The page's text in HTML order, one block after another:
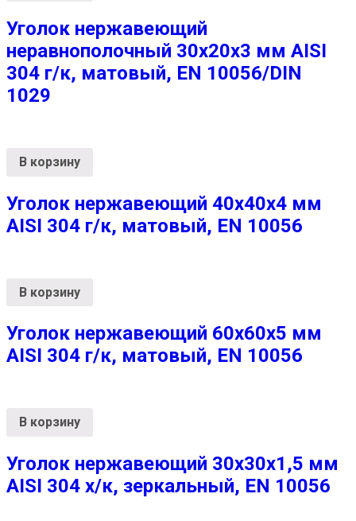
Уголок нержавеющий
неравнополочный 30х20х3 мм AISI
304 г/к, матовый, EN 10056/DIN
1029
В корзину
Уголок нержавеющий 40х40х4 мм
AISI 304 г/к, матовый, EN 10056
В корзину
Уголок нержавеющий 60х60х5 мм
AISI 304 г/к, матовый, EN 10056
В корзину
Уголок нержавеющий 30х30х1,5 мм
AISI 304 х/к, зеркальный, EN 10056